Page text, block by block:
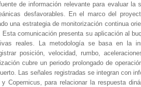
de información relevante para evaluar
desfavorables. En el marco del
una estrategia de monitorización continua
comunicación presenta su aplicación al
reales. La metodología se basa en la
posición, velocidad, rumbo,
cubre un periodo prolongado de
Las señales registradas se integran con
Copernicus, para relacionar la respuesta